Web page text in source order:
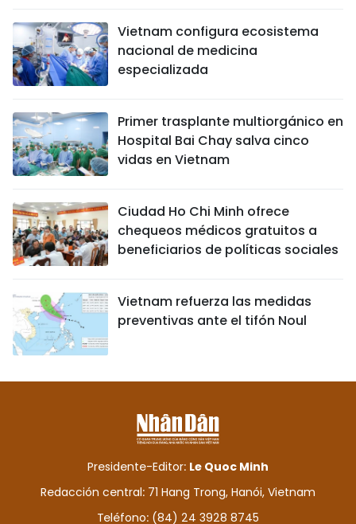
Vietnam configura ecosistema
nacional de medicina
especializada
Primer trasplante multiorgánico en
Hospital Bai Chay salva cinco
vidas en Vietnam
Ciudad Ho Chi Minh ofrece
chequeos médicos gratuitos a
beneficiarios de políticas sociales
Vietnam refuerza las medidas
preventivas ante el tifón Noul
Presidente-Editor: Le Quoc Minh
Redacción central: 71 Hang Trong, Hanói, Vietnam
Teléfono: (84) 24 3928 8745